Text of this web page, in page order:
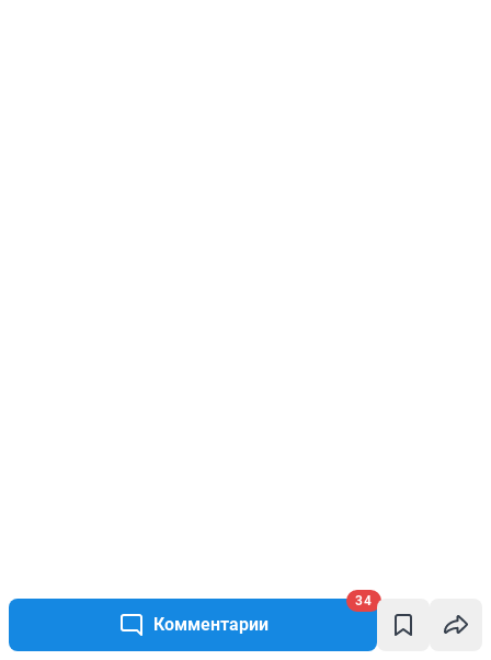
Комментарии
34